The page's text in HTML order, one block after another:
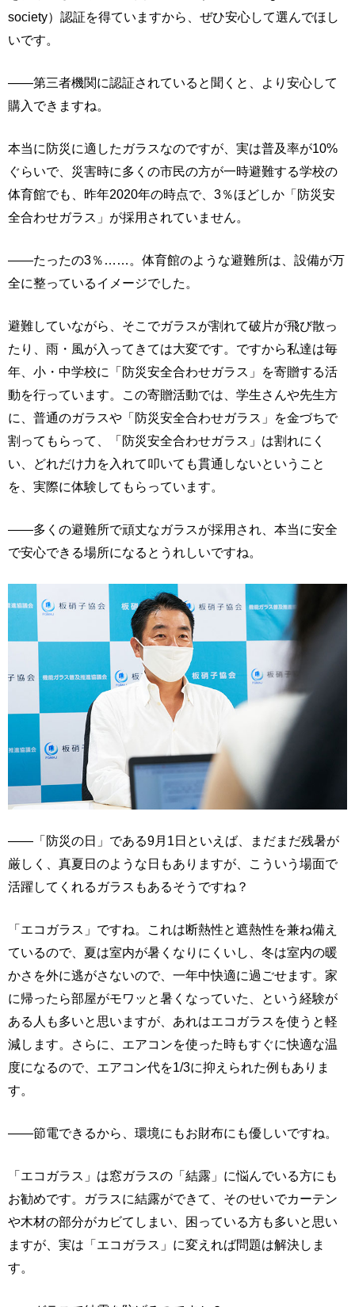
society）認証を得ていますから、ぜひ安心して選んでほし
いです。
――第三者機関に認証されていると聞くと、より安心して
購入できますね。
本当に防災に適したガラスなのですが、実は普及率が10%
ぐらいで、災害時に多くの市民の方が一時避難する学校の
体育館でも、昨年2020年の時点で、3％ほどしか「防災安
全合わせガラス」が採用されていません。
――たったの3％……。体育館のような避難所は、設備が万
全に整っているイメージでした。
避難していながら、そこでガラスが割れて破片が飛び散っ
たり、雨・風が入ってきては大変です。ですから私達は毎
年、小・中学校に「防災安全合わせガラス」を寄贈する活
動を行っています。この寄贈活動では、学生さんや先生方
に、普通のガラスや「防災安全合わせガラス」を金づちで
割ってもらって、「防災安全合わせガラス」は割れにく
い、どれだけ力を入れて叩いても貫通しないということ
を、実際に体験してもらっています。
――多くの避難所で頑丈なガラスが採用され、本当に安全
で安心できる場所になるとうれしいですね。
――「防災の日」である9月1日といえば、まだまだ残暑が
厳しく、真夏日のような日もありますが、こういう場面で
活躍してくれるガラスもあるそうですね？
「エコガラス」ですね。これは断熱性と遮熱性を兼ね備え
ているので、夏は室内が暑くなりにくいし、冬は室内の暖
かさを外に逃がさないので、一年中快適に過ごせます。家
に帰ったら部屋がモワッと暑くなっていた、という経験が
ある人も多いと思いますが、あれはエコガラスを使うと軽
減します。さらに、エアコンを使った時もすぐに快適な温
度になるので、エアコン代を1/3に抑えられた例もありま
す。
――節電できるから、環境にもお財布にも優しいですね。
「エコガラス」は窓ガラスの「結露」に悩んでいる方にも
お勧めです。ガラスに結露ができて、そのせいでカーテン
や木材の部分がカビてしまい、困っている方も多いと思い
ますが、実は「エコガラス」に変えれば問題は解決しま
す。